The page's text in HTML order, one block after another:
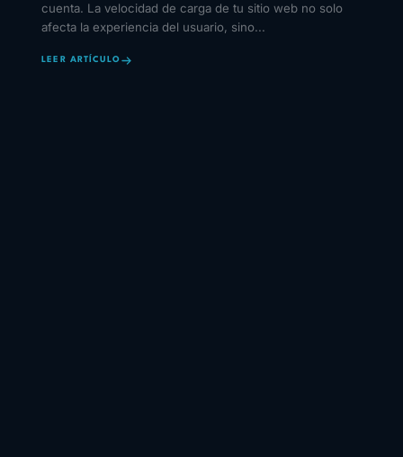
cuenta. La velocidad de carga de tu sitio web no solo
afecta la experiencia del usuario, sino...
LEER ARTÍCULO